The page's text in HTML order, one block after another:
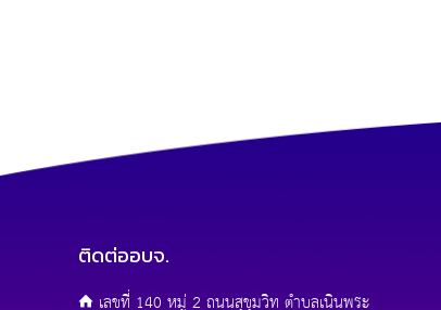
ติดต่ออบจ.
เลขที่ 140 หมู่ 2 ถนนสุขุมวิท ตำบลเนินพระ